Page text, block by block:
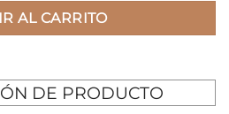
AL CARRITO
DE PRODUCTO